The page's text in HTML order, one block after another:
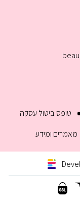
טופס ביטול עסקה
מאמרים ומידע